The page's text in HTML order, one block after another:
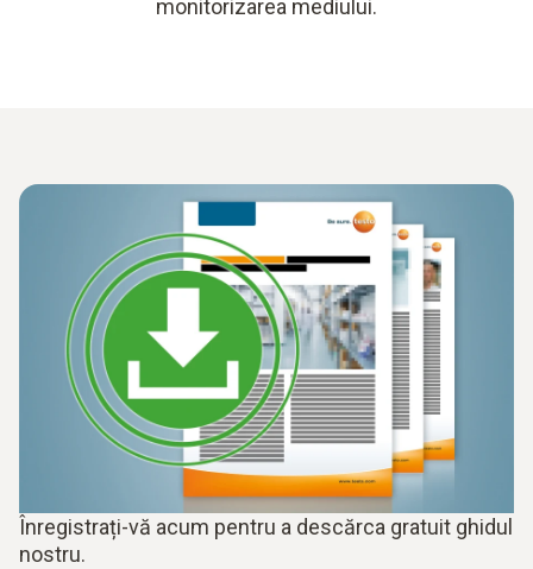
monitorizarea mediului.
Înregistrați-vă acum pentru a descărca gratuit ghidul
nostru.